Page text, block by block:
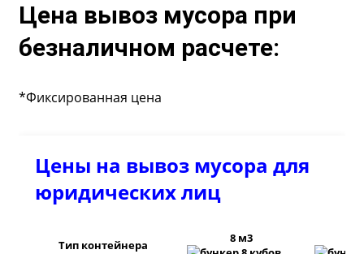
Цена вывоз мусора при
безналичном расчете:
*Фиксированная цена
Цены на вывоз мусора для
юридических лиц
Тип контейнера 8 м3